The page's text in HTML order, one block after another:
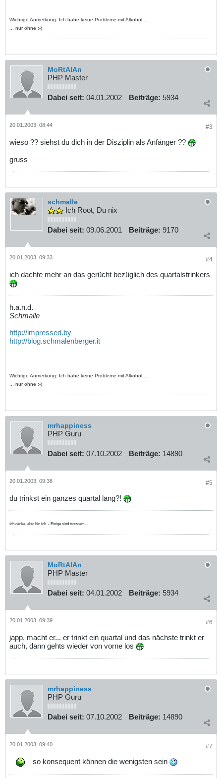
Wichtige Anmerkung: Ich habe keine Probleme mit Alkohol ...
... nur ohne :-)
MoRtAlAn
PHP Master
Dabei seit: 04.01.2002 Beiträge: 5934
#3
20.01.2003, 08:44
wieso ?? siehst du dich in der Disziplin als Anfänger ??
gruss
schmalle
Ich Root, Du nix
Dabei seit: 09.06.2001 Beiträge: 9170
#4
20.01.2003, 09:33
ich dachte mehr an das gerücht bezüglich des quartalstrinkers
h.a.n.d.
Schmalle
http://impressed.by
http://blog.schmalenberger.it
Wichtige Anmerkung: Ich habe keine Probleme mit Alkohol ...
... nur ohne :-)
mrhappiness
PHP Guru
Dabei seit: 07.10.2002 Beiträge: 14890
#5
20.01.2003, 09:38
du trinkst ein ganzes quartal lang?!
Ich denke, also bin ich. - Einige sind trotzdem...
MoRtAlAn
PHP Master
Dabei seit: 04.01.2002 Beiträge: 5934
#6
20.01.2003, 09:39
japp, macht er... er trinkt ein quartal und das nächste trinkt er
auch, dann gehts wieder von vorne los
mrhappiness
PHP Guru
Dabei seit: 07.10.2002 Beiträge: 14890
#7
20.01.2003, 09:40
so konsequent können die wenigsten sein